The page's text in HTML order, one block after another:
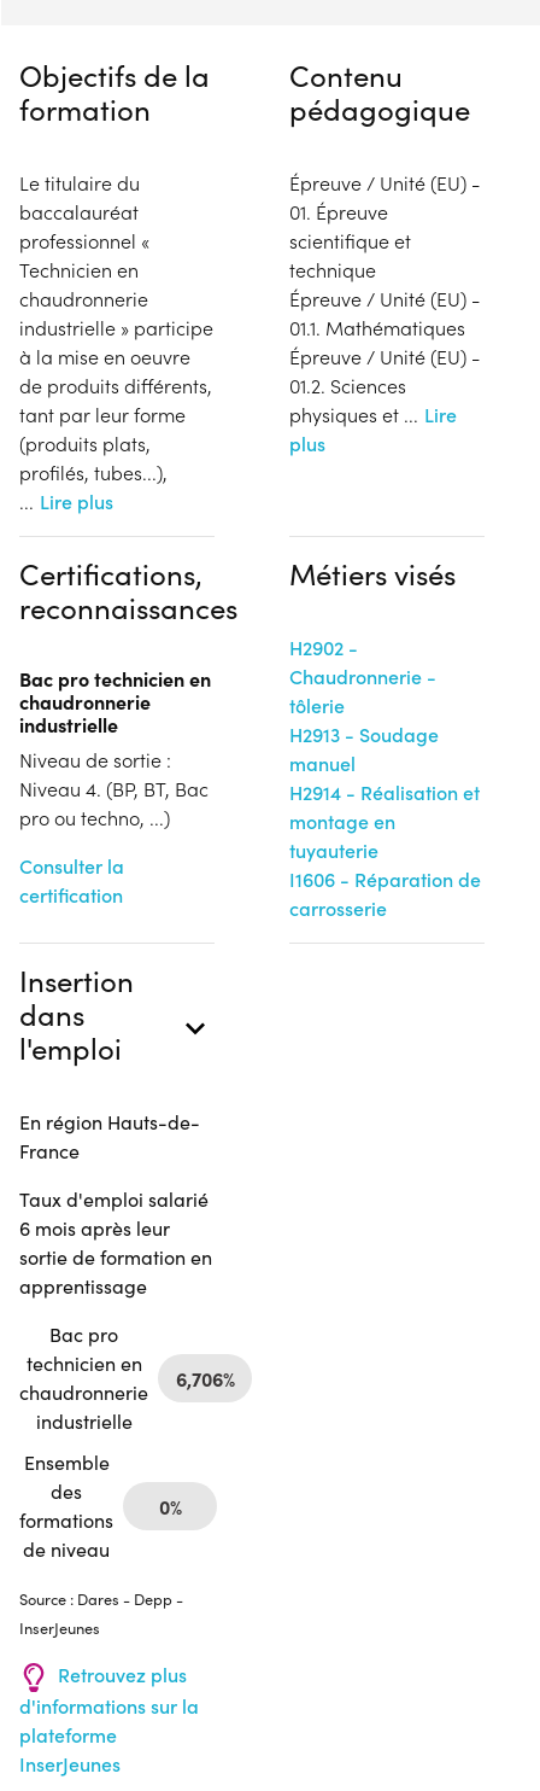
Objectifs de la
formation
Le titulaire du
baccalauréat
professionnel «
Technicien en
chaudronnerie
industrielle » participe
à la mise en oeuvre
de produits différents,
tant par leur forme
(produits plats,
profilés, tubes...),
... Lire plus
Contenu
pédagogique
Épreuve / Unité (EU) -
01. Épreuve
scientifique et
technique
Épreuve / Unité (EU) -
01.1. Mathématiques
Épreuve / Unité (EU) -
01.2. Sciences
physiques et ... Lire
plus
Certifications,
reconnaissances
Bac pro technicien en
chaudronnerie
industrielle
Niveau de sortie :
Niveau 4. (BP, BT, Bac
pro ou techno, ...)
Consulter la
certification
Métiers visés
H2902 -
Chaudronnerie -
tôlerie
H2913 - Soudage
manuel
H2914 - Réalisation et
montage en
tuyauterie
I1606 - Réparation de
carrosserie
Insertion
dans
l'emploi
En région Hauts-de-
France
Taux d'emploi salarié
6 mois après leur
sortie de formation en
apprentissage
Bac pro
technicien en
chaudronnerie
industrielle
6,706%
Ensemble
des
formations
de niveau
0%
Source : Dares - Depp -
InserJeunes
Retrouvez plus
d'informations sur la
plateforme
InserJeunes